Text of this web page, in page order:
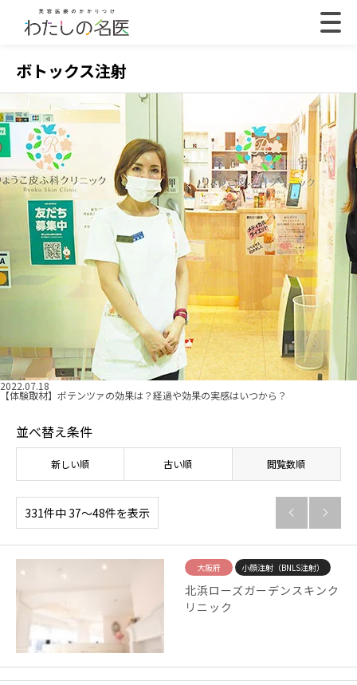
ボトックス注射
2022.07.18
【体験取材】ポテンツァの効果は？経過や効果の実感はいつから？
並べ替え条件
新しい順 古い順 閲覧数順
331件中 37〜48件を表示  
大阪府 小顔注射（BNLS注射）
北浜ローズガーデンスキンク
リニック